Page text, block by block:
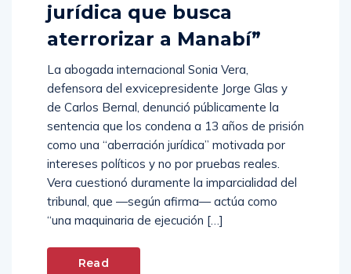
jurídica que busca
aterrorizar a Manabí”
La abogada internacional Sonia Vera,
defensora del exvicepresidente Jorge Glas y
de Carlos Bernal, denunció públicamente la
sentencia que los condena a 13 años de prisión
como una “aberración jurídica” motivada por
intereses políticos y no por pruebas reales.
Vera cuestionó duramente la imparcialidad del
tribunal, que —según afirma— actúa como
“una maquinaria de ejecución […]
Read